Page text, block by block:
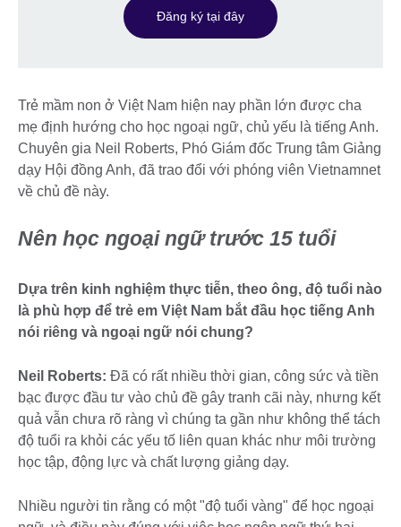
Đăng ký tại đây
Trẻ mầm non ở Việt Nam hiện nay phần lớn được cha
mẹ định hướng cho học ngoại ngữ, chủ yếu là tiếng Anh.
Chuyên gia Neil Roberts, Phó Giám đốc Trung tâm Giảng
dạy Hội đồng Anh, đã trao đổi với phóng viên Vietnamnet
về chủ đề này.
Nên học ngoại ngữ trước 15 tuổi
Dựa trên kinh nghiệm thực tiễn, theo ông, độ tuổi nào
là phù hợp để trẻ em Việt Nam bắt đầu học tiếng Anh
nói riêng và ngoại ngữ nói chung?
Neil Roberts: Đã có rất nhiều thời gian, công sức và tiền
bạc được đầu tư vào chủ đề gây tranh cãi này, nhưng kết
quả vẫn chưa rõ ràng vì chúng ta gần như không thể tách
độ tuổi ra khỏi các yếu tố liên quan khác như môi trường
học tập, động lực và chất lượng giảng dạy.
Nhiều người tin rằng có một "độ tuổi vàng" để học ngoại